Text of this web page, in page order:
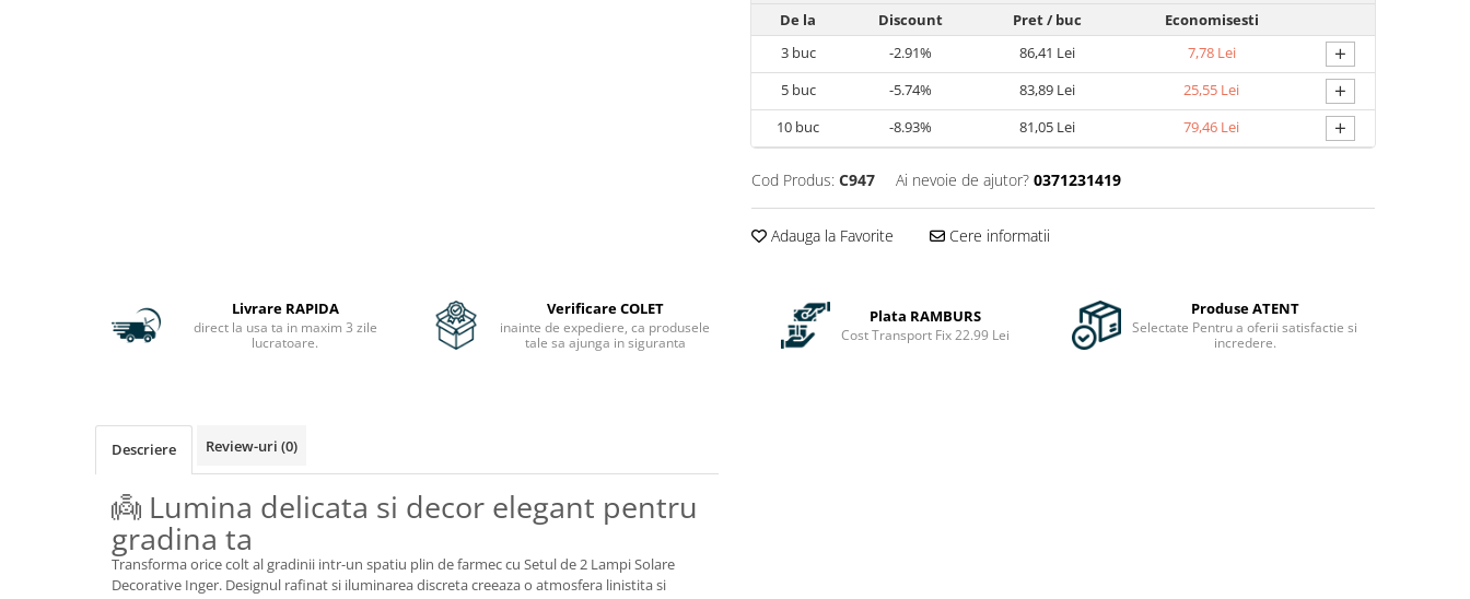
De la
Discount Pret/ buc
Economisesti
3buc -2.91% 86,41 Lei 7,78 Lei +
5buc -5.74% 83,89 Lei 25,55 Lei +
10 buc -8.93% 81,05 Lei 79,46 Lei +
Cod Produs: C947 Ai nevoie de ajutor? 0371231419
Adauga la Favorite Cere informatii
Livrare RAPIDA
direct la usa ta in maxim 3 zile
lucratoare.
Verificare COLET
inainte de expediere, ca produsele
tale sa ajunga in siguranta
Plata RAMBURS
Cost Transport Fix 22.99 Lei
Produse ATENT
Selectate Pentru a oferii satisfactie si
incredere.
Descriere Review-uri (0)
👼 Lumina delicata si decor elegant pentru
gradina ta
Transforma orice colt al gradinii intr-un spatiu plin de farmec cu Setul de 2 Lampi Solare
Decorative Inger. Designul rafinat si iluminarea discreta creeaza o atmosfera linistita si